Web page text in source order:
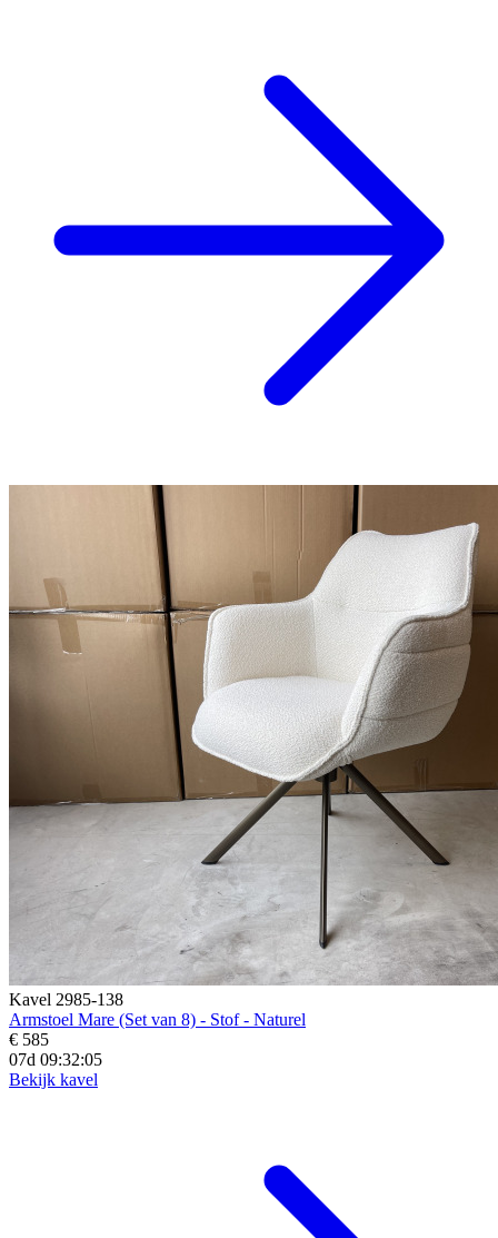
Kavel 2985-138
Armstoel Mare (Set van 8) - Stof - Naturel
€ 585
07d 09:32:04
Bekijk kavel